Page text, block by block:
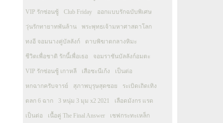
VIP รักซ่อนชู้ Club Friday ออกแบบรักฉบับพิเศษ
วุ่นรักทายาทพันล้าน พระพุทธเจ้ามหาศาสดาโลก
ทงอี จอมนางคู่บัลลังก์ ดาบพิฆาตกลางหิมะ
ชีวิตเพื่อชาติ รักนี้เพื่อเธอ จอมราชันบัลลังก์อมตะ
VIP รักซ่อนชู้ เกาหลี เสือชะนีเก้ง เป็นต่อ
หกฉากครับจารย์ สุภาพบุรุษสุดซอย ระเบิดเถิดเทิง
ตลก 6 ฉาก 3 หนุ่ม 3 มุม x2 2021 เลือดมังกร แรด
เป็นต่อ เนื้อคู่ The Final Answer เชฟกระทะเหล็ก